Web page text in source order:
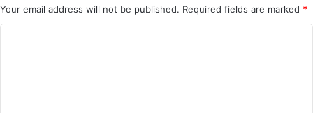
Your email address will not be published. Required fields are marked *